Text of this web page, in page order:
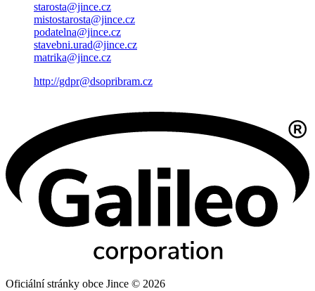
starosta@jince.cz
mistostarosta@jince.cz
podatelna@jince.cz
stavebni.urad@jince.cz
matrika@jince.cz
http://gdpr@dsopribram.cz
Oficiální stránky obce Jince © 2026